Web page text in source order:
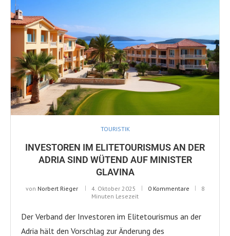
TOURISTIK
INVESTOREN IM ELITETOURISMUS AN DER
ADRIA SIND WÜTEND AUF MINISTER
GLAVINA
von Norbert Rieger 4. Oktober 2025 0 Kommentare
8
Minuten Lesezeit
Der Verband der Investoren im Elitetourismus an der
Adria hält den Vorschlag zur Änderung des